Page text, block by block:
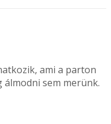
ami a parton
álmodni sem merünk.